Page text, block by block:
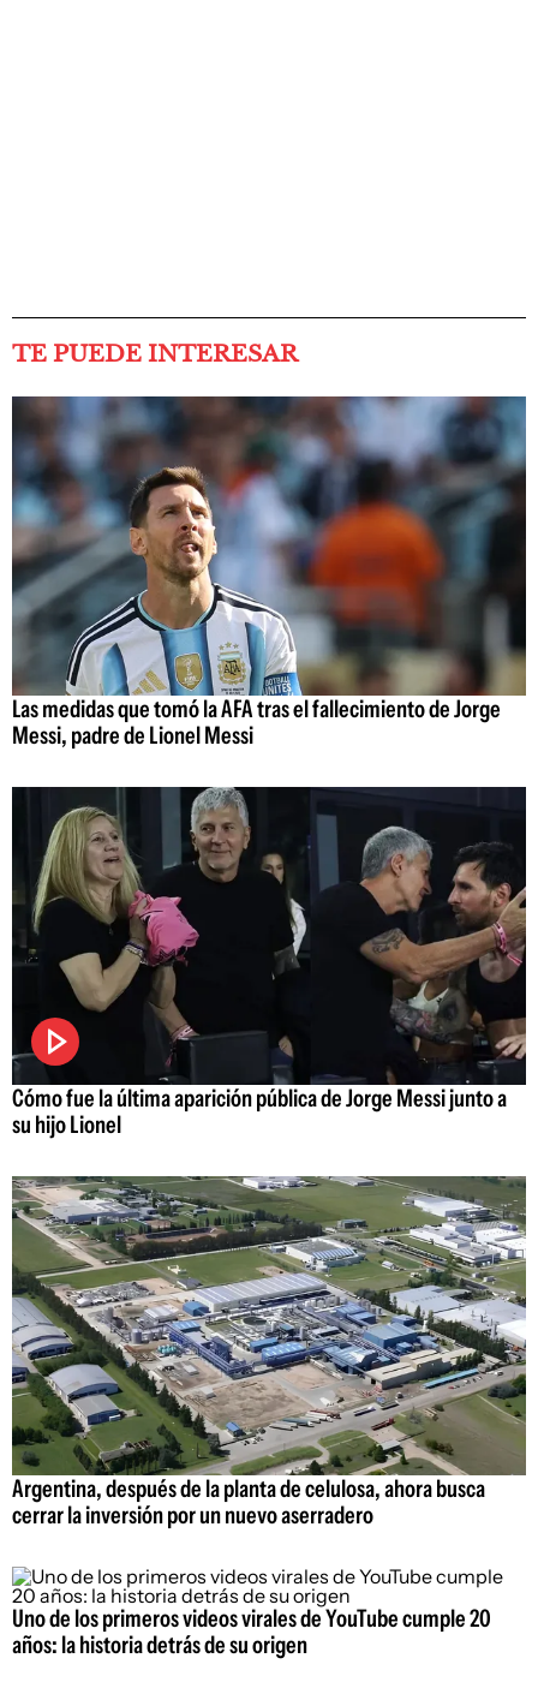
TE PUEDE INTERESAR
Las medidas que tomó la AFA tras el fallecimiento de Jorge
Messi, padre de Lionel Messi
Cómo fue la última aparición pública de Jorge Messi junto a
su hijo Lionel
Argentina, después de la planta de celulosa, ahora busca
cerrar la inversión por un nuevo aserradero
Uno de los primeros videos virales de YouTube cumple 20
años: la historia detrás de su origen